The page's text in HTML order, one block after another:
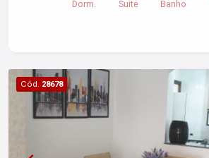
IPTU Água e energia solar são
Dorm. Suite Banho
Cód. 28678